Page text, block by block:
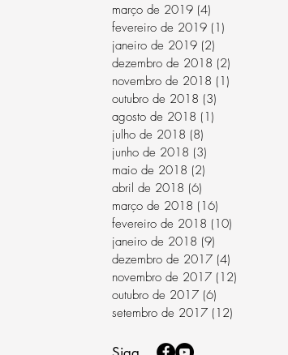
março de 2019 (4)
fevereiro de 2019 (1)
janeiro de 2019 (2)
dezembro de 2018 (2)
novembro de 2018 (1)
outubro de 2018 (3)
agosto de 2018 (1)
julho de 2018 (8)
junho de 2018 (3)
maio de 2018 (2)
abril de 2018 (6)
março de 2018 (16)
fevereiro de 2018 (10)
janeiro de 2018 (9)
dezembro de 2017 (4)
novembro de 2017 (12)
outubro de 2017 (6)
setembro de 2017 (12)